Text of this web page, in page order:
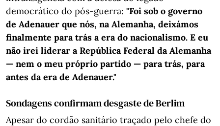
democrático do pós-guerra: "Foi sob o governo
de Adenauer que nós, na Alemanha, deixámos
finalmente para trás a era do nacionalismo. E eu
não irei liderar a República Federal da Alemanha
— nem o meu próprio partido — para trás, para
antes da era de Adenauer."
Sondagens confirmam desgaste de Berlim
Apesar do cordão sanitário traçado pelo chefe do